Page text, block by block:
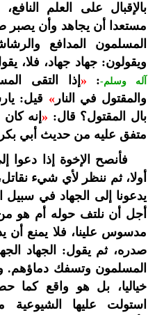
بالإقبال على العلم
مستعدا أن يجاهد وأن يصبر
المسلمون المدافع
ويقولون: جهاد جهاد، فلا،
آله وسلم-:
« إذا التقى
والمقتول في النار» قيل:
بال المقتول؟ قال: «إنه
متفق عليه من حديث أبي
فأنصح الإخوة إذا دعوا
أولا، ثم ننظر لأي شيء
يدعونا إلى الجهاد في سبيل
أجل أن نلتف حوله أم هو
مدسوس علينا، فلا يمنع أن
صدره، ثم يقول: الجهاد
المسلمون وتسفك دماؤهم.
خياليا، بل هو واقع كما
استولت عليها الشيوعية